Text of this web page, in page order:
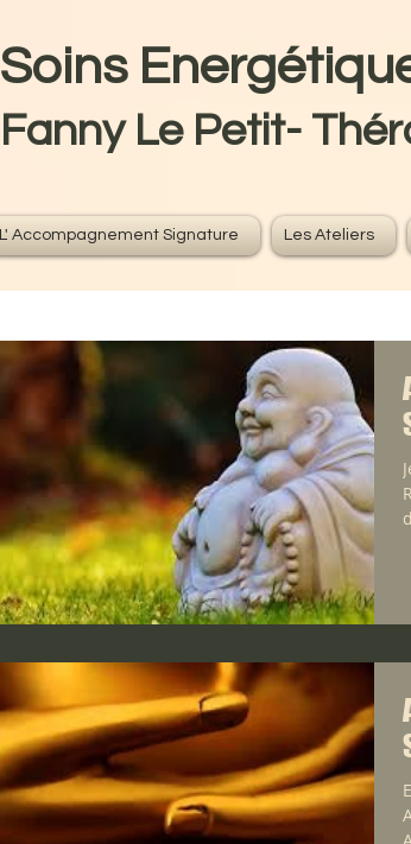
Soins
Fanny Le Petit-
L' Accompagnement Signature Les Ateliers